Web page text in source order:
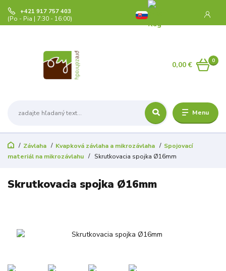
Menu
+421 917 757 403
(Po - Pia | 7:30 - 16:00)
0
0,00 €
Závlaha Kvapková závlaha a mikrozávlaha
Spojovací
materiál na mikrozávlahu
Skrutkovacia spojka Ø16mm
Skrutkovacia spojka Ø16mm